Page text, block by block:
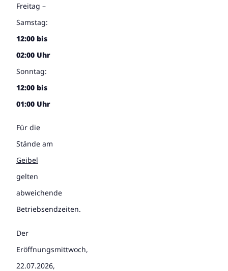
Freitag –
Samstag:
12:00 bis
02:00 Uhr
Sonntag:
12:00 bis
01:00 Uhr
Für die
Stände am
Geibel
gelten
abweichende
Betriebsendzeiten.
Der
Eröffnungsmittwoch,
22.07.2026,